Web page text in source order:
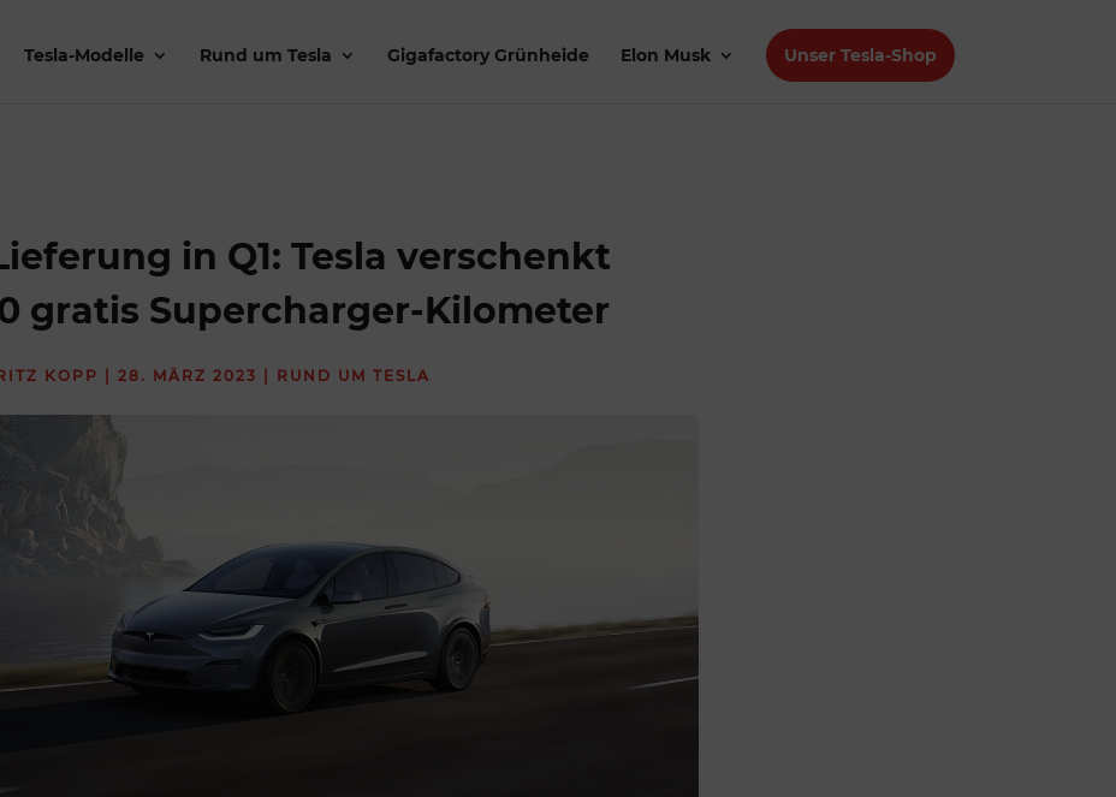
Tesla-Modelle Rund um Tesla Gigafactory Grünheide Elon Musk Unser Tesla-Shop
in Q1: Tesla verschenkt
gratis Supercharger-Kilometer
KOPP | 28. MÄRZ 2023 | RUND UM TESLA